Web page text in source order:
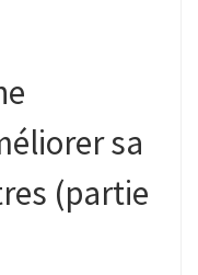
sa
(partie